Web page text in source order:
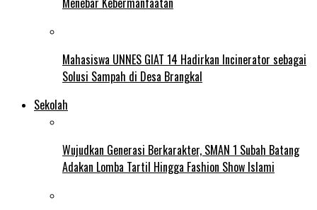
Mahasiswa UNNES GIAT 14 Hadirkan Incinerator sebagai
Solusi Sampah di Desa Brangkal
Sekolah
Wujudkan Generasi Berkarakter, SMAN 1 Subah Batang
Adakan Lomba Tartil Hingga Fashion Show Islami